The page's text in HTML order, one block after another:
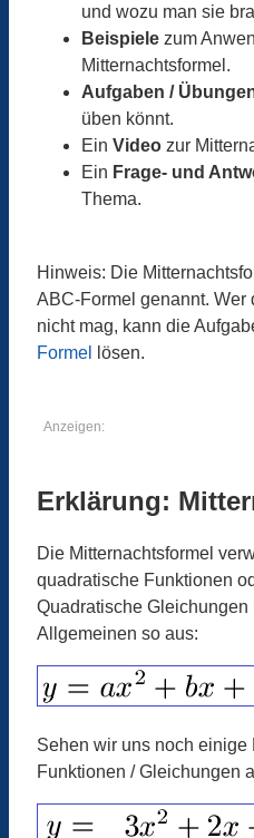
und wozu man sie
Beispiele zum
Mitternachtsformel.
Aufgaben /
üben könnt.
Ein Video zur
Ein Frage- und
Thema.
Hinweis: Die
ABC-Formel genannt. Wer
nicht mag, kann die
Formel
lösen.
Anzeigen:
Erklärung:
Die Mitternachtsformel
quadratische Funktionen
Quadratische
Allgemeinen so aus:
Sehen wir uns noch
Funktionen / Gleichungen